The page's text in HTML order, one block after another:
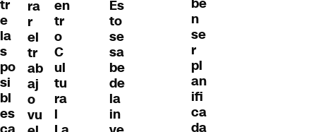
tr
e
la
s
po
si
bl
es
ra
r
el
tr
ab
aj
o
vu
en
tr
o
C
ul
tu
ra
l
Es
to
se
sa
be
de
la
in
n
se
r
pl
an
ifi
ca
da